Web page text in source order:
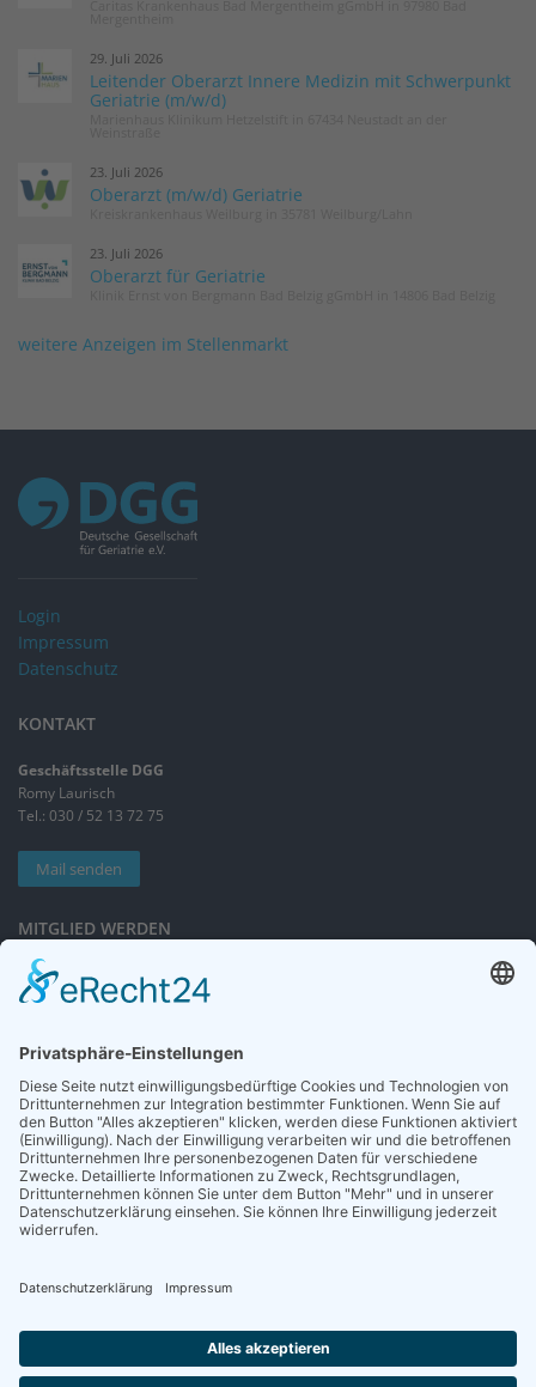
29. Juli 2026
Leitender Oberarzt Innere Medizin mit Schwerpunkt
Geriatrie (m/w/d)
23. Juli 2026
Oberarzt (m/w/d) Geriatrie
23. Juli 2026
Oberarzt für Geriatrie
weitere Anzeigen im Stellenmarkt
Login
Impressum
Datenschutz
KONTAKT
Geschäftsstelle DGG
Romy Laurisch
Tel.: 030 / 52 13 72 75
Mail senden
MITGLIED WERDEN
Sieben gute Gründe
für Ihre Mitgliedschaft
NEWSLETTER
Neuigkeiten rund um die Geriatrie und die DGG – regelmäßig in Ihrem
Postfach.
Die Zeitschrift für Gerontologie und Geriatrie informiert über Neues aus